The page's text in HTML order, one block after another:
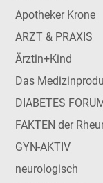
Apotheker Krone
ARZT & PRAXIS
Ärztin+Kind
Das
DIABETES
FAKTEN der
GYN-AKTIV
neurologisch